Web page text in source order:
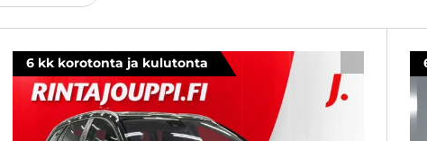
6 kk korotonta ja kulutonta